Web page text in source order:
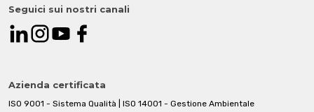
Azienda certificata
ISO 9001 - Sistema Qualità | ISO 14001 - Gestione Ambientale
Seguici sui nostri canali